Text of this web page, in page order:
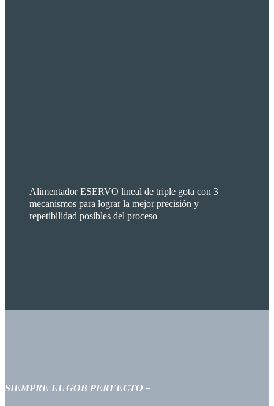
Alimentador ESERVO lineal de triple gota con 3
mecanismos para lograr la mejor precisión y
repetibilidad posibles del proceso
SIEMPRE EL GOB PERFECTO –